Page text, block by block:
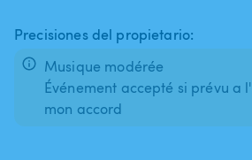
Precisiones del propietario:
Musique modérée
Événement accepté si prévu a
mon accord